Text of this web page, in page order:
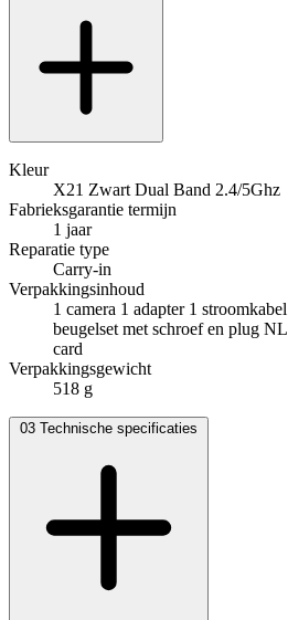
Kleur
X21 Zwart Dual Band 2.4/5Ghz
Fabrieksgarantie termijn
1 jaar
Reparatie type
Carry-in
Verpakkingsinhoud
1 camera 1 adapter 1
beugelset met schroef en plug
card
Verpakkingsgewicht
518 g
03 Technische specificaties